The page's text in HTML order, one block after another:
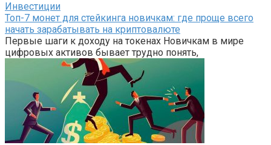
Инвестиции
Топ-7 монет для стейкинга новичкам: где проще всего
начать зарабатывать на криптовалюте
Первые шаги к доходу на токенах Новичкам в мире
цифровых активов бывает трудно понять,